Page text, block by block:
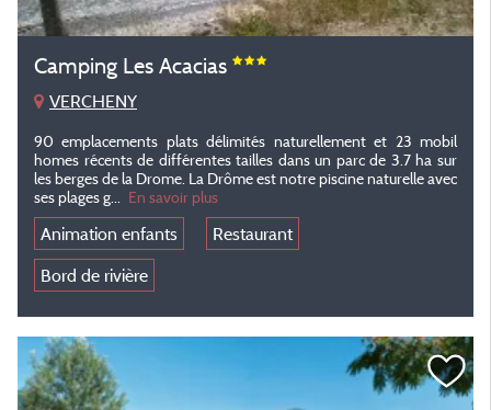
Camping Les Acacias
VERCHENY
90 emplacements plats délimités naturellement et 23 mobil
homes récents de différentes tailles dans un parc de 3.7 ha sur
les berges de la Drome. La Drôme est notre piscine naturelle avec
ses plages g...
En savoir plus
Animation enfants
Restaurant
Bord de rivière